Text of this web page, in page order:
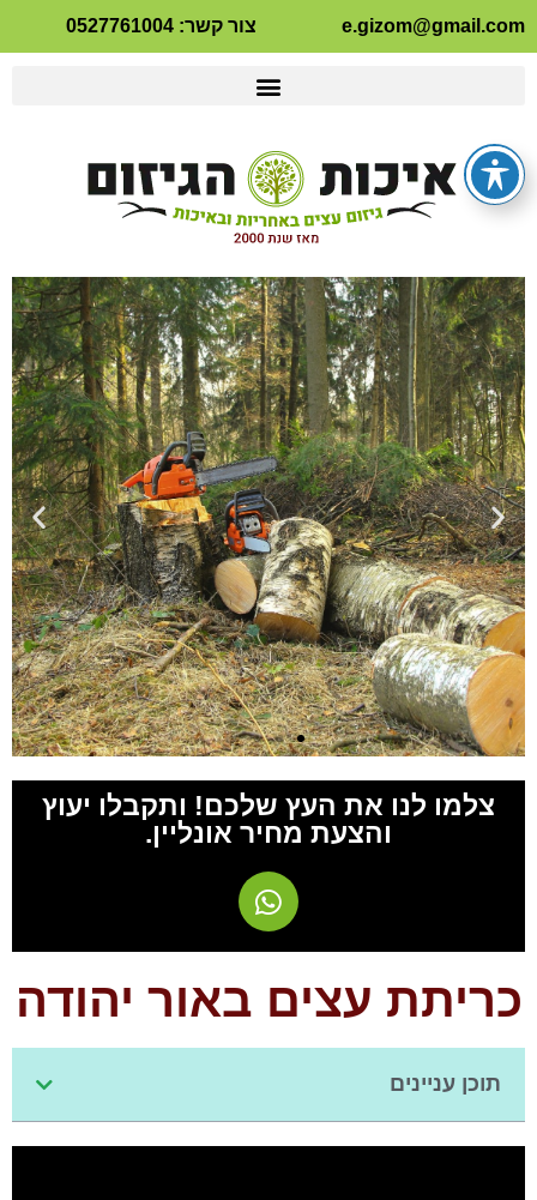
e.gizom@gmail.com צור קשר: 0527761004
צלמו לנו את העץ שלכם! ותקבלו יעוץ
והצעת מחיר אונליין.
כריתת עצים באור יהודה
תוכן עניינים